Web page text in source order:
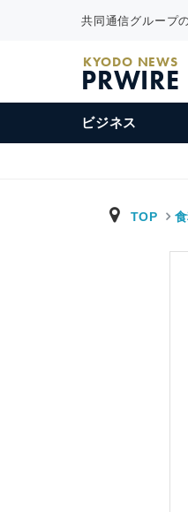
共同通信グループ
KYODO NEWS
PRWIRE
ビジネス
TOP